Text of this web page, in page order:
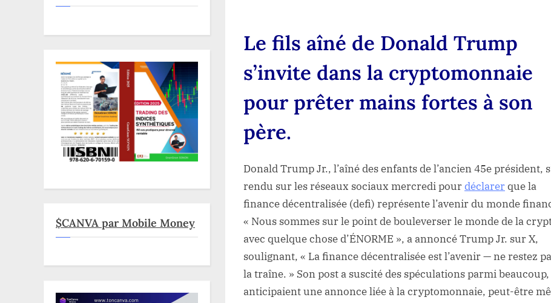
Le fils aîné de Donald Trump
s’invite dans la cryptomonnaie
pour prêter mains fortes à son
père.
Donald Trump Jr., l’aîné des enfants de l’ancien 45e président,
rendu sur les réseaux sociaux mercredi pourdéclarerque la
finance décentralisée (defi) représente l’avenir du monde
« Nous sommes sur le point de bouleverser le monde de la
avec quelque chose d’ÉNORME », a annoncé Trump Jr. sur X,
soulignant, « La finance décentralisée est l’avenir — ne restez
la traîne. » Son post a suscité des spéculations parmi
anticipaient une annonce liée à la cryptomonnaie, peut-être
$CANVA par Mobile Money